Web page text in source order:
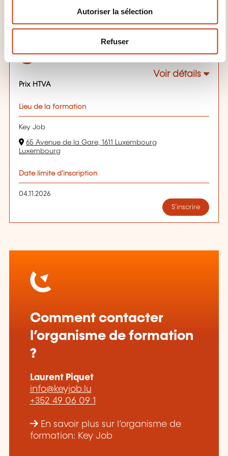
n
Autoriser la sélection
Refuser
04.11.2026
FR 295,00€
Voir détails
Prix HTVA
Lieu de la formation
Key Job
65 Avenue de la Gare, 1611 Luxembourg
Luxembourg
Date limite d'inscription
04.11.2026
S'inscrire
Comment contacter
l’organisme de formation
?
Laurent Piquet
info@keyjob.lu
+352 49 06 09 1
En savoir plus sur l’organisme de
formation: Key Job